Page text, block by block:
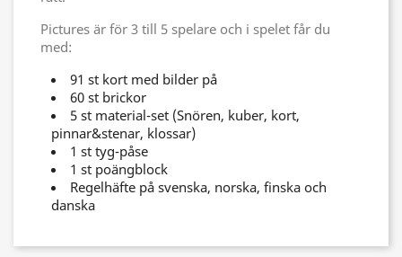
Pictures är för 3 till 5 spelare och i spelet får du
med:
91 st kort med bilder på
60 st brickor
5 st material-set (Snören, kuber, kort,
pinnar&stenar, klossar)
1 st tyg-påse
1 st poängblock
Regelhäfte på svenska, norska, finska och
danska